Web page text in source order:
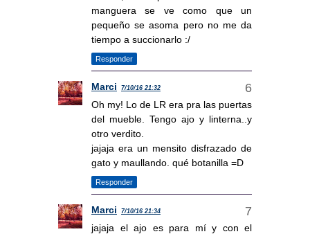
manguera se ve como que un
pequeño se asoma pero no me da
tiempo a succionarlo :/
Responder
Marci 7/10/16 21:32
Oh my! Lo de LR era pra las puertas
del mueble. Tengo ajo y linterna..y
otro verdito.
jajaja era un mensito disfrazado de
gato y maullando. qué botanilla =D
Responder
Marci 7/10/16 21:34
jajaja el ajo es para mí y con el